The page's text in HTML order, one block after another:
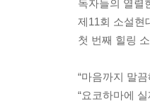
독자들의 열렬
제11회 소설현
첫 번째 힐링
“마음까지 말
“요코하마에